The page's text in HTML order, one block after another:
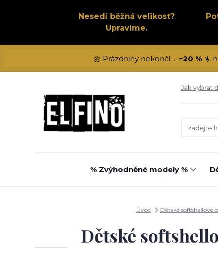
Nesedí běžná velikost?
Upravíme.
🌼 Prázdniny nekončí ... −20 %☀️
Jak vybrat
% Zvýhodněné modely %
Úvod Dětské softshellové
Dětské